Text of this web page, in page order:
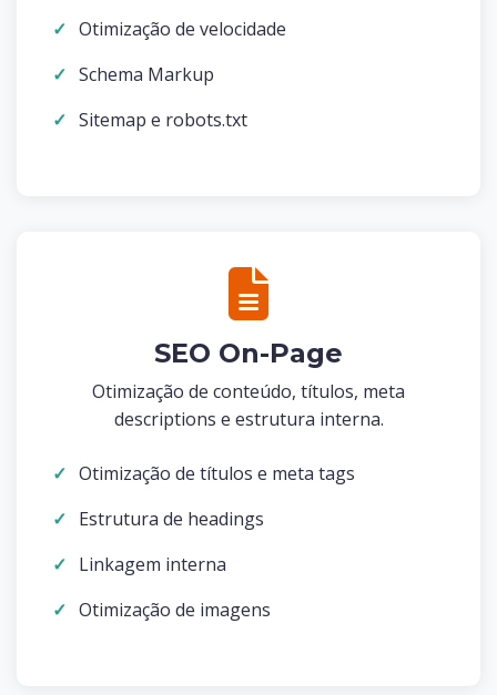
Otimização de velocidade
Schema Markup
Sitemap e robots.txt
SEO On-Page
Otimização de conteúdo, títulos, meta
descriptions e estrutura interna.
Otimização de títulos e meta tags
Estrutura de headings
Linkagem interna
Otimização de imagens